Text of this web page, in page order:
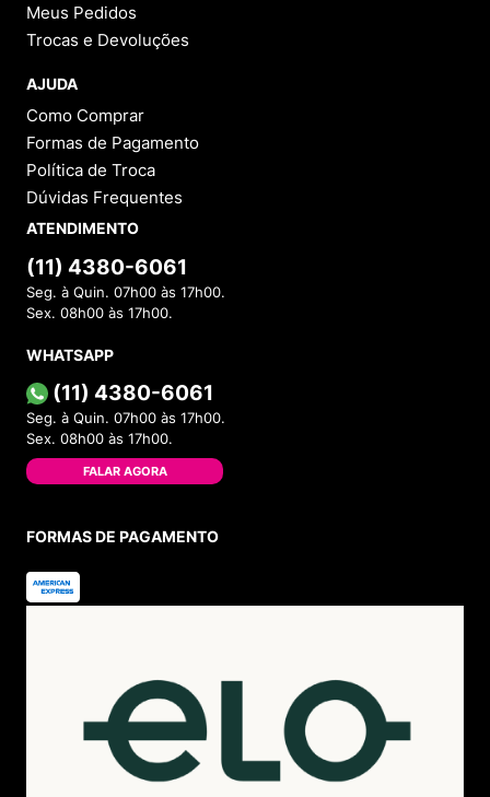
Meus Pedidos
Trocas e Devoluções
AJUDA
Como Comprar
Formas de Pagamento
Política de Troca
Dúvidas Frequentes
ATENDIMENTO
(11) 4380-6061
Seg. à Quin. 07h00 às 17h00.
Sex. 08h00 às 17h00.
WHATSAPP
(11) 4380-6061
Seg. à Quin. 07h00 às 17h00.
Sex. 08h00 às 17h00.
FALAR AGORA
FORMAS DE PAGAMENTO